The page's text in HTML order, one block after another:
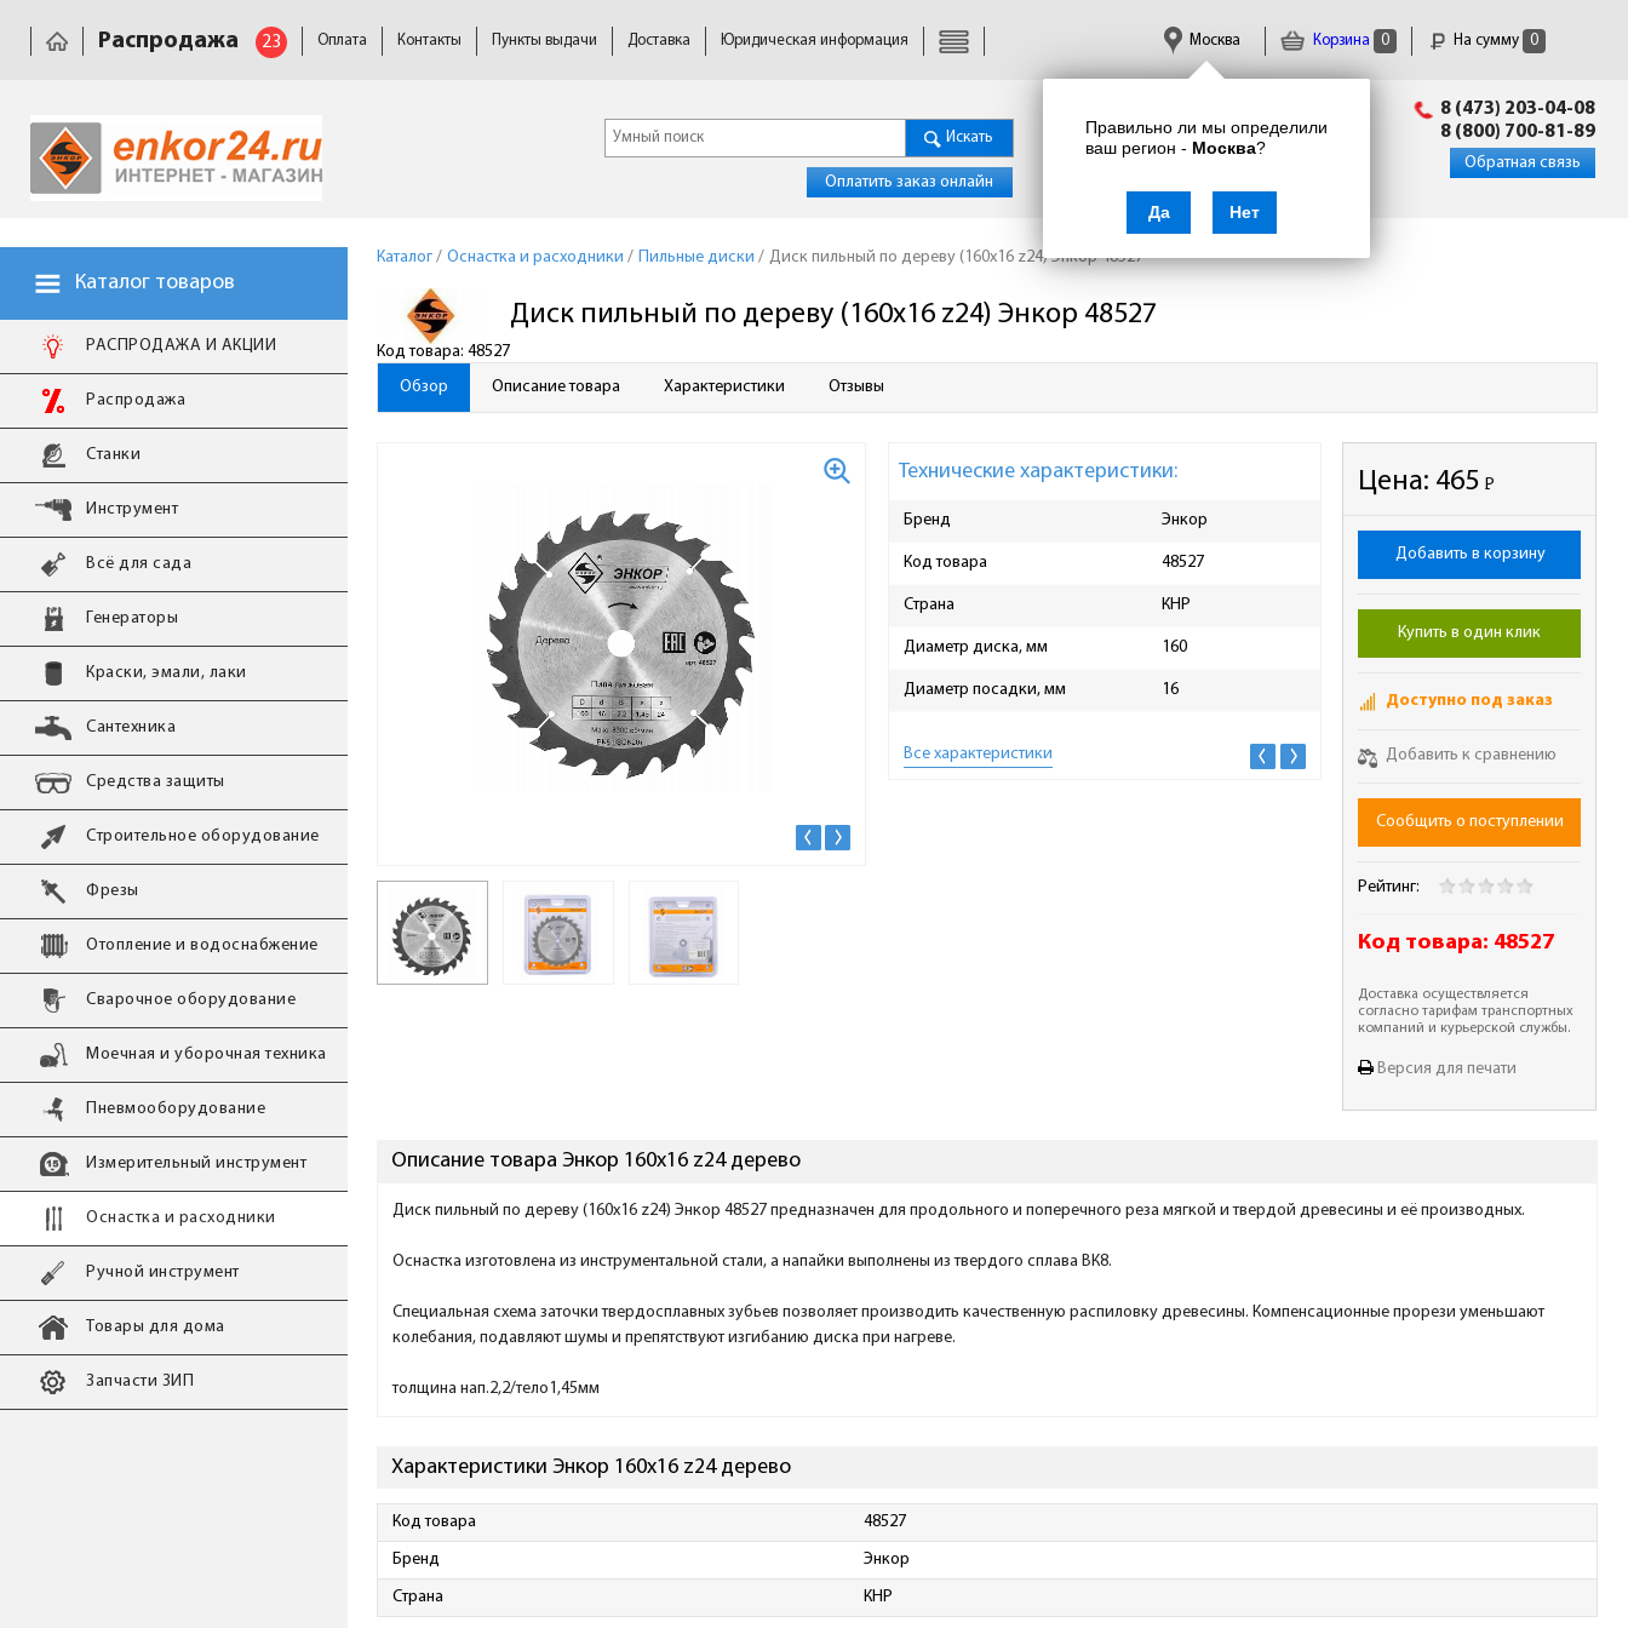
Корзина 0 На сумму 0
Правильно ли мы определили
ваш регион - Москва?
Да Нет
Москва
Распродажа 23 Оплата Контакты Пункты выдачи Доставка Юридическая информация
Искать
Оплатить заказ онлайн
info@enkor24.ru
8 (473) 203-04-08
8 (800) 700-81-89
Обратная связь
Каталог товаров
РАСПРОДАЖА И АКЦИИ
Распродажа
Станки
Инструмент
Всё для сада
Генераторы
Краски, эмали, лаки
Сантехника
Средства защиты
Строительное оборудование
Фрезы
Отопление и водоснабжение
Сварочное оборудование
Моечная и уборочная техника
Пневмооборудование
Измерительный инструмент
Оснастка и расходники
Ручной инструмент
Товары для дома
Запчасти ЗИП
Каталог / Оснастка и расходники / Пильные диски / Диск пильный по дереву (160x16 z24) Энкор 48527
Код товара: 48527
Диск пильный по дереву (160x16 z24) Энкор 48527
Обзор Описание товара Характеристики Отзывы
Технические характеристики:
Бренд Энкор
Код товара 48527
Страна КНР
Диаметр диска, мм 160
Диаметр посадки, мм 16
Материал применения
Толщина диска, мм
Максимальная частота
вращения диска, об/мин
Все характеристики
Цена: 465Р
-
Добавить в корзину
Купить в один клик
Доступно под заказ
Добавить к сравнению
Сообщить о поступлении
Рейтинг:
Код товара: 48527
Доставка осуществляется
согласно тарифам транспортных
компаний и курьерской службы.
Версия для печати
Описание товара Энкор 160х16 z24 дерево
Диск пильный по дереву (160x16 z24) Энкор 48527 предназначен для продольного и поперечного реза мягкой и твердой древесины и её производных.
Оснастка изготовлена из инструментальной стали, а напайки выполнены из твердого сплава ВК8.
Специальная схема заточки твердосплавных зубьев позволяет производить качественную распиловку древесины. Компенсационные прорези уменьшают
колебания, подавляют шумы и препятствуют изгибанию диска при нагреве.
толщина нап.2,2/тело1,45мм
Характеристики Энкор 160х16 z24 дерево
Код товара 48527
Бренд Энкор
Страна КНР